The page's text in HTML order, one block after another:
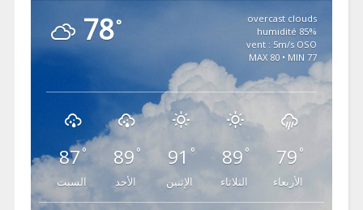
78°
overcast clouds
85% humidité
vent : 5m/s OSO
MAX 80 • MIN 77
87°
السبت
89 °
الأحد
91 °
الإثنين
89 °
الثلاثاء
79 °
الأربعاء